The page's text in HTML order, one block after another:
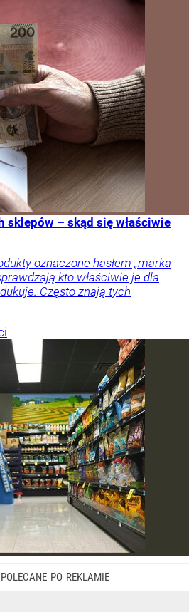
sklepów – skąd się właściwie
oznaczone hasłem „marka
kto właściwie je dla
Często znają tych